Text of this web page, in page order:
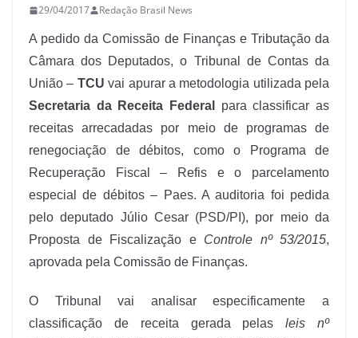
29/04/2017 Redação Brasil News
A pedido da Comissão de Finanças e Tributação da
Câmara dos Deputados, o Tribunal de Contas da
União – TCU vai apurar a metodologia utilizada pela
Secretaria da Receita Federal
para classificar as
receitas arrecadadas por meio de programas de
renegociação de débitos, como o Programa de
Recuperação Fiscal – Refis e o parcelamento
especial de débitos – Paes. A auditoria foi pedida
pelo deputado Júlio Cesar (PSD/PI), por meio da
Proposta de Fiscalização e Controle nº 53/2015,
aprovada pela Comissão de Finanças.
O Tribunal vai analisar especificamente a
classificação de receita gerada pelasleis nº